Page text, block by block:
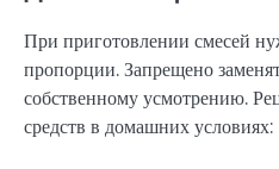
При приготовлении смесей
пропорции. Запрещено
собственному усмотрению.
средств в домашних условиях: